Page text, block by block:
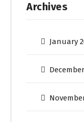
Archives
January